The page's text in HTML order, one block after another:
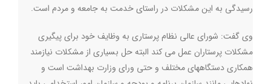
رسیدگی به این مشکلات در راستای خدمت به جامعه و مردم است.
وی گفت: شورای عالی نظام پرستاری به وظایف خود برای پیگیری
مشکلات پرستاران عمل می کند البته حل بسیاری از مشکلات نیازمند
همکاری دستگاههای مختلف و حتی ورای وزارت بهداشت است و